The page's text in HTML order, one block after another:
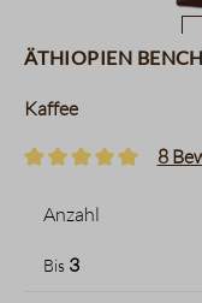
Äthiopien
Kaffee
8
Anzahl
Bis 3